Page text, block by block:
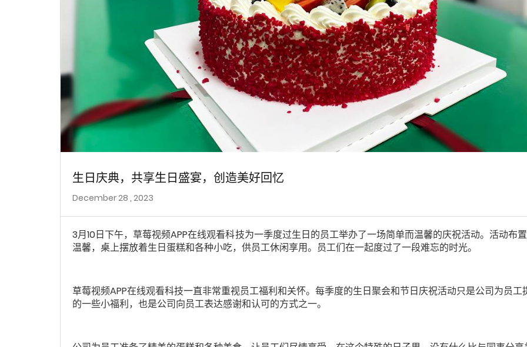
生日庆典，共享生日盛宴，创造美好回忆
December 28 , 2023
3月10日下午，草莓视频APP在线观看科技为一季度过生日的员工举办了一场简单而温馨的庆祝活动。活动布
温馨，桌上摆放着生日蛋糕和各种小吃，供员工休闲享用。员工们在一起度过了一段难忘的时光。
草莓视频APP在线观看科技一直非常重视员工福利和关怀。每季度的生日聚会和节日庆祝活动只是公司为员工
的一些小福利，也是公司向员工表达感谢和认可的方式之一。